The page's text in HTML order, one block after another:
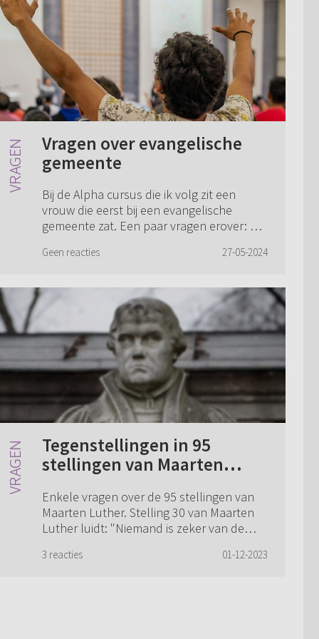
Vragen over evangelische
gemeente
Bij de Alpha cursus die ik volg zit een
vrouw die eerst bij een evangelische
gemeente zat. Een paar vragen erover: 1.
gehad. Dat is toch raar, want dat kun je ...
Geen reacties 27-05-2024
Tegenstellingen in 95
stellingen van Maarten
Enkele vragen over de 95 stellingen van
Maarten Luther. Stelling 30 van Maarten
Luther luidt: "Niemand is zeker van de
nog veel minder zeker zijn van de vol...
3 reacties 01-12-2023